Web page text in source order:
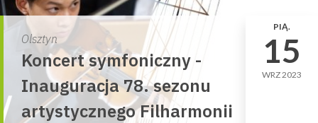
Olsztyn
Koncert symfoniczny -
Inauguracja 78. sezonu
artystycznego Filharmonii
PIĄ.
15
WRZ 2023